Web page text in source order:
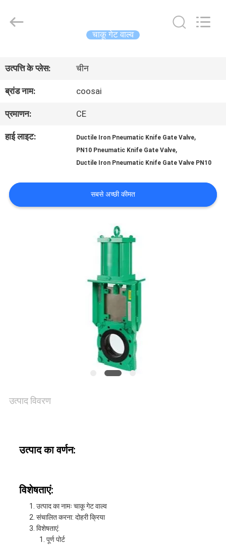
उत्पाद
हमारे
कारखाने
साइटमैप
valve
चाकू गेट वाल्व
उत्पत्ति के प्लेस: चीन
ब्रांड नाम: coosai
प्रमाणन: CE
हाई लाइट: Ductile Iron Pneumatic Knife Gate Valve,
PN10 Pneumatic Knife Gate Valve,
Ductile Iron Pneumatic Knife Gate Valve PN10
सबसे अच्छी कीमत
उत्पाद विवरण
उत्पाद का वर्णन:
विशेषताएं:
उत्पाद का नामः चाकू गेट वाल्व
संचालित करना: दोहरी क्रिया
विशेषताएं:
पूर्ण पोर्ट